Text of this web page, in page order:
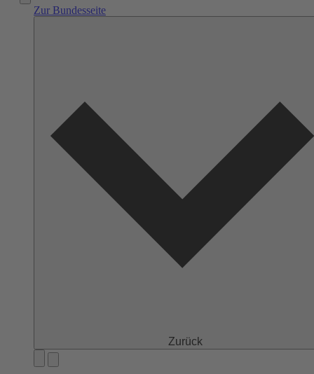
Zur Bundesseite
Zurück